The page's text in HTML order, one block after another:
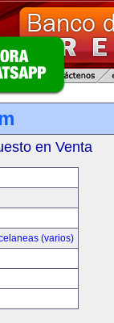
en Venta
(varios)